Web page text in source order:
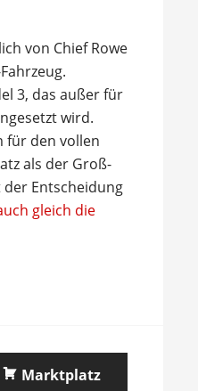
von Chief Rowe
3, das außer für
wird.
für den vollen
als der Groß-
der Entscheidung
gleich die
Marktplatz